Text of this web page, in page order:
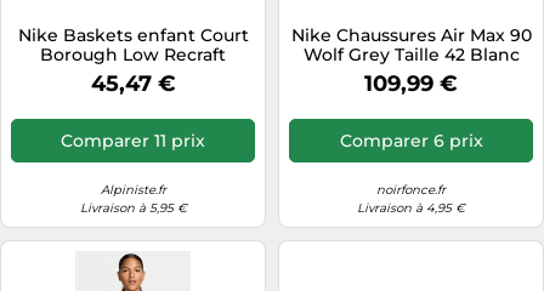
Nike Baskets enfant Court
Borough Low Recraft
Rouge synthétique Plat 40
45,47 €
Comparer 11 prix
Alpiniste.fr
Livraison à 5,95 €
Nike Chaussures Air Max 90
Wolf Grey Taille 42 Blanc
109,99 €
Comparer 6 prix
noirfonce.fr
Livraison à 4,95 €